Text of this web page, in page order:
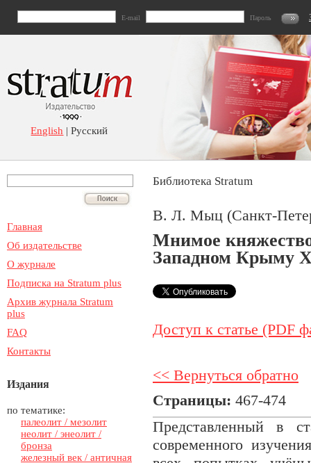
E-mail Пароль
English | Русский
Главная
Об издательстве
О журнале
Подписка на Stratum plus
Архив журнала Stratum
plus
FAQ
Контакты
Издания
по тематике:
палеолит / мезолит
неолит / энеолит /
бронза
железный век / античная
Библиотека Stratum
В. Л. Мыц (Санкт-
Мнимое
Западном Крыму
Доступ к статье (PDF
<< Вернуться обратно
Страницы: 467-474
Представленный в
современного